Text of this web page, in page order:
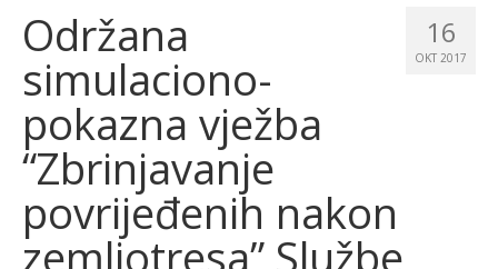
16
OKT 2017
Održana
simulaciono-
pokazna vježba
“Zbrinjavanje
povrijeđenih nakon
zemljotresa” Službe